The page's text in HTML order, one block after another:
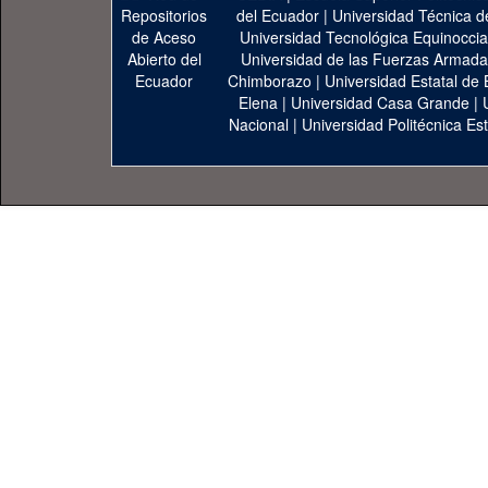
del Ecuador| Universidad Técnica
Universidad Tecnológica
Universidad de las Fuerzas
Chimborazo | Universidad Estatal de
Elena | Universidad Casa Grande |
Nacional | Universidad Politécnica